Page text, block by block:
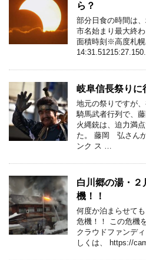
ら？
部分日食の時間は
市名始まり最大終
面積時刻※高度札幌
岐阜信長祭りに
地元の祭りですが
騎馬武者行列で、
火縄銃は、迫力満
た。 藤岡 弘さん
ンク ス …
白川郷の湯・２
機！！
何度か泊まらせて
危機！！ この危機
クラウドファンデ
しくは、 https://